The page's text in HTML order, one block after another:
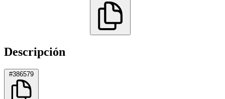
Descripción
#386579